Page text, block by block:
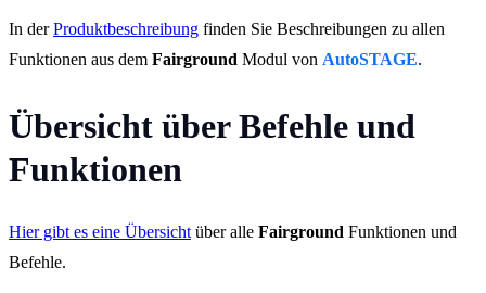
In derProduktbeschreibung finden Sie Beschreibungen zu allen
Funktionen aus dem Fairground Modul von AutoSTAGE.
Übersicht über Befehle und
Funktionen
Hier gibt es eine Übersicht über alle Fairground Funktionen und
Befehle.